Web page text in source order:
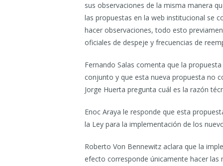
sus observaciones de la misma manera
las propuestas en la web institucional se
hacer observaciones, todo esto
oficiales de despeje y frecuencias de
Fernando Salas comenta que la
conjunto y que esta nueva propuesta no
Jorge Huerta pregunta cuál es la razón
Enoc Araya le responde que esta
la Ley para la implementación de los
Roberto Von Bennewitz aclara que la
efecto corresponde únicamente hacer